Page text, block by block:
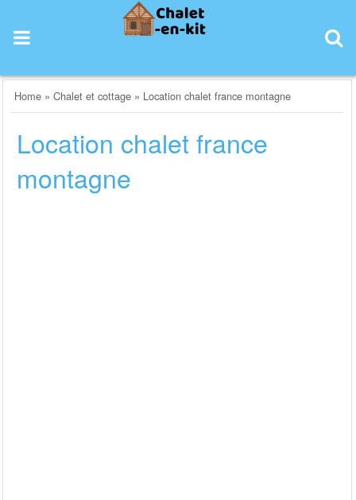
content
Home »Chalet et cottage » Location chalet france montagne
Location chalet france
montagne